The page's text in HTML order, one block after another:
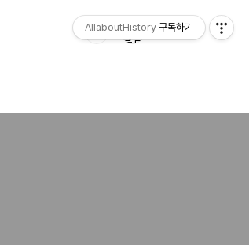
AllaboutHistory 구독하기